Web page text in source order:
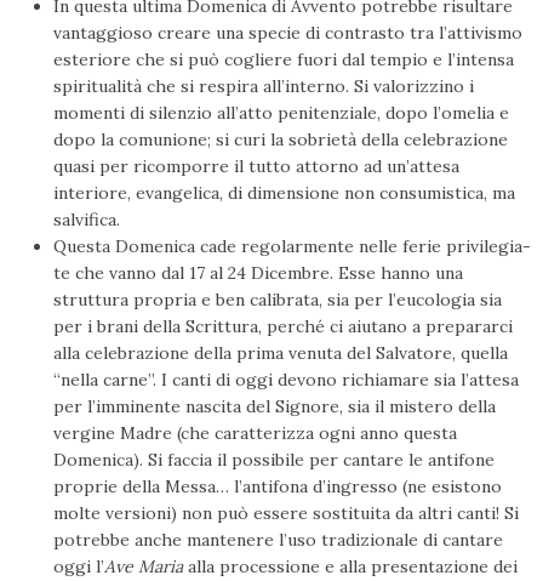
In questa ultima Domenica di Avvento potrebbe risultare
vantaggioso creare una specie di contrasto tra l’attivismo
esteriore che si può cogliere fuori dal tempio e l’intensa
spiritualità che si respira all’interno. Si valorizzino i
momenti di silenzio all’atto penitenziale, dopo l’omelia e
dopo la comunione; si curi la sobrietà della celebrazione
quasi per ricomporre il tutto attorno ad un’attesa
interiore, evangelica, di dimensione non consumistica, ma
salvifica.
Questa Domenica cade regolarmente nelle ferie privilegia­
te che vanno dal 17 al 24 Dicembre. Esse hanno una
struttura propria e ben calibrata, sia per l’eucologia sia
per i brani della Scrittura, perché ci aiutano a prepararci
alla celebrazione della prima venuta del Salvatore, quella
“nella carne”­. I canti di oggi devono richiamare sia l’attesa
per l’imminente nascita del Signore, sia il mistero della
vergine Madre (che caratterizza ogni anno questa
Domenica). Si faccia il possibile per cantare le antifone
proprie della Messa… l’antifona d’ingresso (ne esistono
molte versioni) non può essere sostituita da altri canti! Si
potrebbe anche mantenere l’uso tradizionale di cantare
oggi l’Ave Mariaalla processione e alla presentazione dei